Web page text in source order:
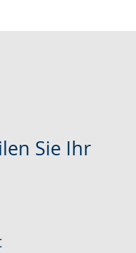
Sie Ihr